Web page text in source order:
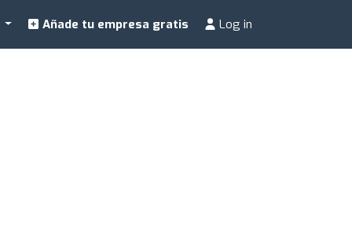
Añade tu empresa gratis Log in